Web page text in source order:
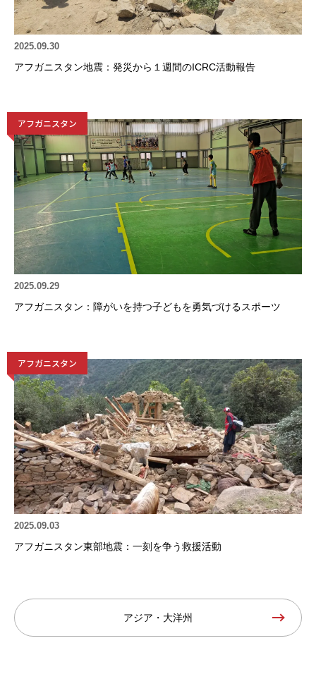
2025.09.30
アフガニスタン地震：発災から１週間のICRC活動報告
アフガニスタン
2025.09.29
アフガニスタン：障がいを持つ子どもを勇気づけるスポーツ
アフガニスタン
2025.09.03
アフガニスタン東部地震：一刻を争う救援活動
アジア・大洋州